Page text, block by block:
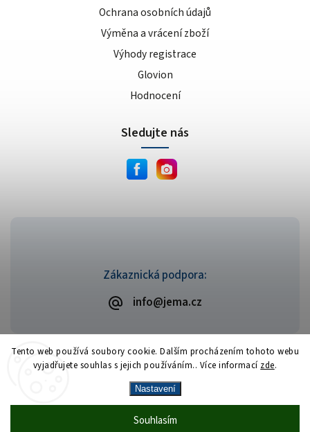
Tento web používá soubory cookie. Dalším procházením tohoto webu
vyjadřujete souhlas s jejich používáním.. Více informací zde.
Nastavení
Souhlasím
Vrácení zboží zdarma— celý srpen bez
Zákaznická podpora:
info@jema.cz
Ochrana osobních údajů
Výměna a vrácení zboží
Výhody registrace
Glovion
Hodnocení
Sledujte nás
Copyright 2026JEMA.cz. Všechna práva vyhrazena.
VytvořilShoptet| Design